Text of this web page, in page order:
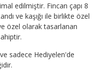
edilmiştir. Fincan çapı 8
ve kaşığı ile birlikte özel
özel olarak tasarlanan
sadece Hediyelen'de